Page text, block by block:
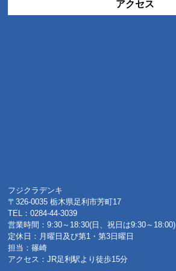
アクセス
フジクラデンキ
〒326-0035 栃木県足利市芳町17
TEL：0284-44-3039
営業時間：9:30～18:30(日、祝日は9:30～18:00)
定休日：月曜日及び第1・第3日曜日
担当：篠崎
アクセス：JR足利駅より徒歩15分